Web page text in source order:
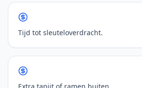
Tijd tot sleuteloverdracht.